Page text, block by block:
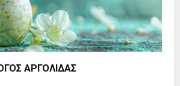
ΑΡΓΟΛΙΔΑΣ